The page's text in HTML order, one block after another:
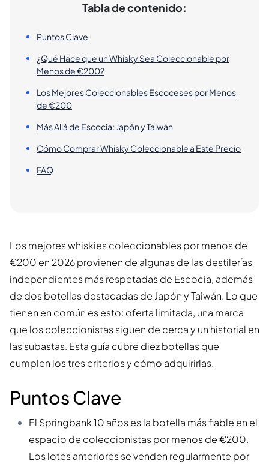
Tabla de contenido:
Puntos Clave
¿Qué Hace que un Whisky Sea Coleccionable por
Menos de €200?
Los Mejores Coleccionables Escoceses por Menos
de €200
Más Allá de Escocia: Japón y Taiwán
Cómo Comprar Whisky Coleccionable a Este Precio
FAQ
Los mejores whiskies coleccionables por menos de
€200 en 2026 provienen de algunas de las destilerías
independientes más respetadas de Escocia, además
de dos botellas destacadas de Japón y Taiwán. Lo que
tienen en común es esto: oferta limitada, una marca
que los coleccionistas siguen de cerca y un historial en
las subastas. Esta guía cubre diez botellas que
cumplen los tres criterios y cómo adquirirlas.
Puntos Clave
El Springbank 10 añoses la botella más fiable en el
espacio de coleccionistas por menos de €200.
Los lotes anteriores se venden regularmente por